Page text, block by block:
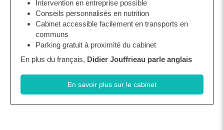
Intervention en entreprise possible
Conseils personnalisés en nutrition
Cabinet accessible facilement en transports en
communs
Parking gratuit à proximité du cabinet
En plus du français, Didier Jouffrieau parle anglais
En savoir plus sur le cabinet